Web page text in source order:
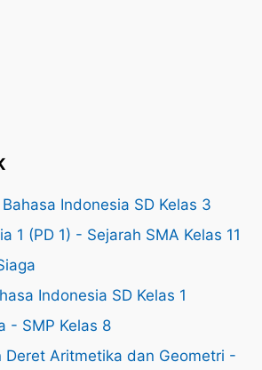
Indonesia SD Kelas 3
1 (PD 1) - Sejarah SMA Kelas 11
Indonesia SD Kelas 1
- SMP Kelas 8
Deret Aritmetika dan Geometri -